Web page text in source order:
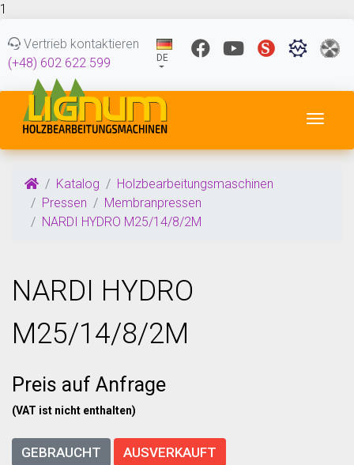
1
Vertrieb kontaktieren
(+48) 602 622 599
DE
Katalog
Holzbearbeitungsmaschinen
Pressen
Membranpressen
NARDI HYDRO M25/14/8/2M
NARDI HYDRO
M25/14/8/2M
Preis auf Anfrage
(VAT ist nicht enthalten)
GEBRAUCHT AUSVERKAUFT